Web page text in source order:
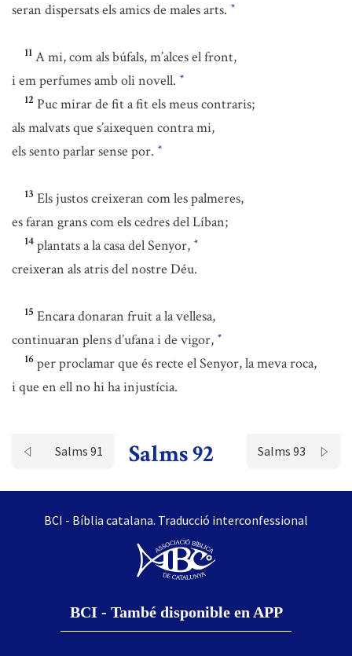
seran dispersats els amics de males arts. *
11 A mi, com als búfals, m’alces el front,
i em perfumes amb oli novell. *
12 Puc mirar de fit a fit els meus contraris;
als malvats que s’aixequen contra mi,
els sento parlar sense por. *
13 Els justos creixeran com les palmeres,
es faran grans com els cedres del Líban;
14 plantats a la casa del Senyor, *
creixeran als atris del nostre Déu.
15 Encara donaran fruit a la vellesa,
continuaran plens d’ufana i de vigor, *
16 per proclamar que és recte el Senyor, la meva roca,
i que en ell no hi ha injustícia.
Salms 91 Salms 92 Salms 93
BCI - Bíblia catalana. Traducció interconfessional
BCI - També disponible en APP